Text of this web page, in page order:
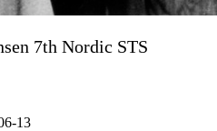
7th Nordic STS
13